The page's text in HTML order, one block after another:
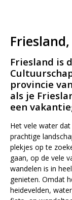
Friesland,
Friesland is
provincie
als je
een
Het vele water
prachtige
plekjes op te
gaan, op de vele
wandelen is in
genieten. Omdat
heidevelden,